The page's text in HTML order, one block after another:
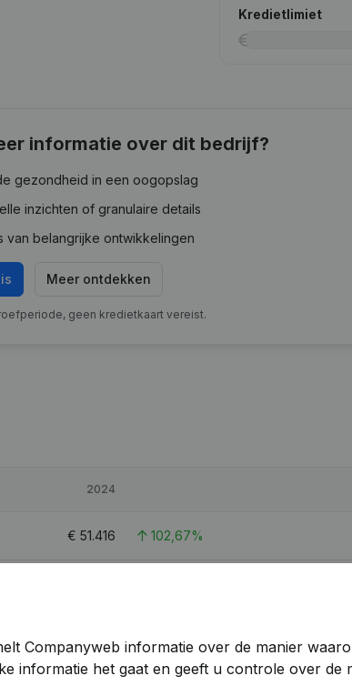
Kredietlimiet
informatie over dit bedrijf?
gezondheid in een oogopslag
inzichten of granulaire details
van belangrijke ontwikkelingen
Meer ontdekken
geen kredietkaart vereist.
2024
€ 51.416 102,67%
Companyweb informatie over de manier
informatie het gaat en geeft u controle over de